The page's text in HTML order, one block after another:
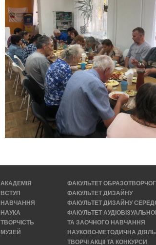
АКАДЕМІЯ
ВСТУП
НАВЧАННЯ
НАУКА
ТВОРЧІСТЬ
МУЗЕЙ
ФАКУЛЬТЕТ
ФАКУЛЬТЕТ ДИЗАЙНУ
ФАКУЛЬТЕТ ДИЗАЙНУ
ФАКУЛЬТЕТ
ТА ЗАОЧНОГО НАВЧАННЯ
НАУКОВО-МЕТОДИЧНА
ТВОРЧІ АКЦІЇ ТА КОНКУРСИ